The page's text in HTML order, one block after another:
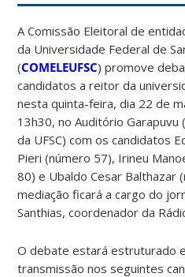
A Comissão Eleitoral de
da Universidade Federal de
(COMELEUFSC) promove
candidatos a reitor da
nesta quinta-feira, dia 22 de
13h30, no Auditório Garapuvu
da UFSC) com os candidatos
Pieri (número 57), Irineu
80) e Ubaldo Cesar Balthazar
mediação ficará a cargo do
Santhias, coordenador da
O debate estará estruturado
transmissão nos seguintes